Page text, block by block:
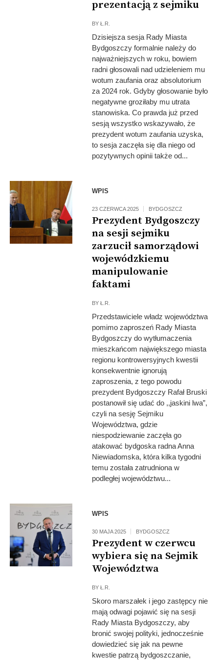
prezentacją z sejmiku
BYŁ.R.
Dzisiejsza sesja Rady Miasta
Bydgoszczy formalnie należy do
najważniejszych w roku, bowiem
radni głosowali nad udzieleniem mu
wotum zaufania oraz absolutorium
za 2024 rok. Gdyby głosowanie było
negatywne groziłaby mu utrata
stanowiska. Co prawda już przed
sesją wszystko wskazywało, że
prezydent wotum zaufania uzyska,
to sesja zaczęła się dla niego od
pozytywnych opinii także od...
WPIS
23 CZERWCA 2025 BYDGOSZCZ
Prezydent Bydgoszczy
na sesji sejmiku
zarzucił samorządowi
wojewódzkiemu
manipulowanie
faktami
BYŁ.R.
Przedstawiciele władz województwa
pomimo zaproszeń Rady Miasta
Bydgoszczy do wytłumaczenia
mieszkańcom największego miasta
regionu kontrowersyjnych kwestii
konsekwentnie ignorują
zaproszenia, z tego powodu
prezydent Bydgoszczy Rafał Bruski
postanowił się udać do ,,jaskini lwa”,
czyli na sesję Sejmiku
Województwa, gdzie
niespodziewanie zaczęła go
atakować bydgoska radna Anna
Niewiadomska, która kilka tygodni
temu została zatrudniona w
podległej województwu...
Fot: UMB
WPIS
30 MAJA 2025 BYDGOSZCZ
Prezydent w czerwcu
wybiera się na Sejmik
Województwa
BYŁ.R.
Skoro marszałek i jego zastępcy nie
mają odwagi pojawić się na sesji
Rady Miasta Bydgoszczy, aby
bronić swojej polityki, jednocześnie
dowiedzieć się jak na pewne
kwestie patrzą bydgoszczanie,